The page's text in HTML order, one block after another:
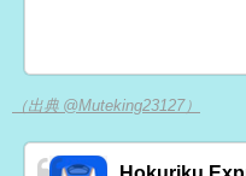
（出典 @Muteking23127）
Hokuriku